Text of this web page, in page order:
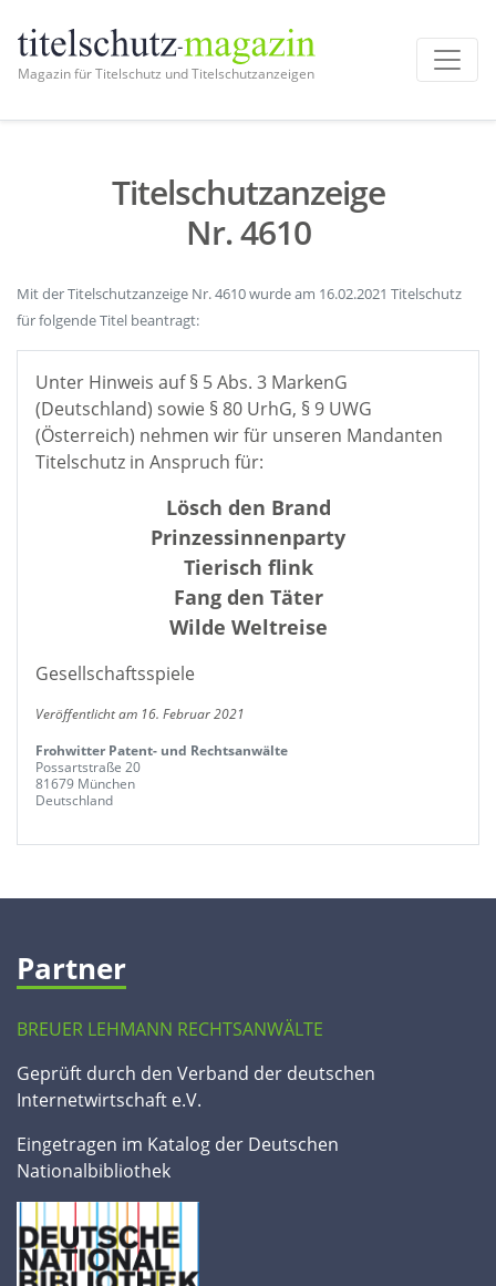
Magazin für Titelschutz und Titelschutzanzeigen
Titelschutzanzeige
Nr. 4610
Mit der Titelschutzanzeige Nr. 4610 wurde am 16.02.2021 Titelschutz
für folgende Titel beantragt:
Unter Hinweis auf § 5 Abs. 3 MarkenG
(Deutschland) sowie § 80 UrhG, § 9 UWG
(Österreich) nehmen wir für unseren Mandanten
Titelschutz in Anspruch für:
Lösch den Brand
Prinzessinnenparty
Tierisch flink
Fang den Täter
Wilde Weltreise
Gesellschaftsspiele
Veröffentlicht am 16. Februar 2021
Frohwitter Patent- und Rechtsanwälte
Possartstraße 20
81679 München
Deutschland
Partner
BREUER LEHMANN RECHTSANWÄLTE
Geprüft durch den Verband der deutschen
Internetwirtschaft e.V.
Eingetragen im Katalog der Deutschen
Nationalbibliothek